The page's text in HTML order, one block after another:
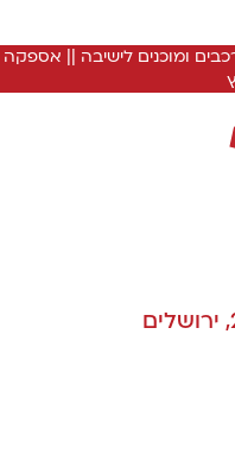
ומוכנים לישיבה || אספקה